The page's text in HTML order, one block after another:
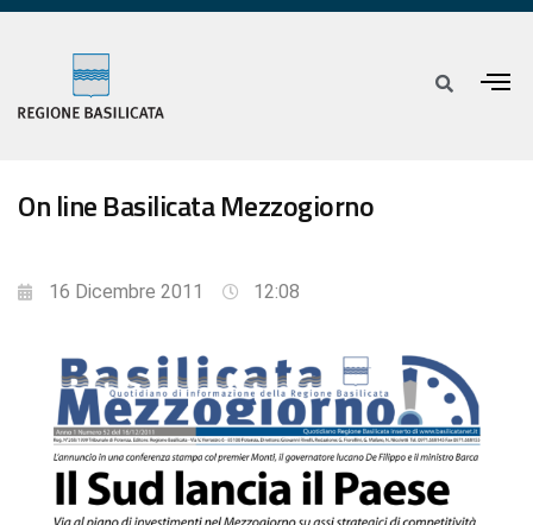
On line Basilicata Mezzogiorno
16 Dicembre 2011 12:08